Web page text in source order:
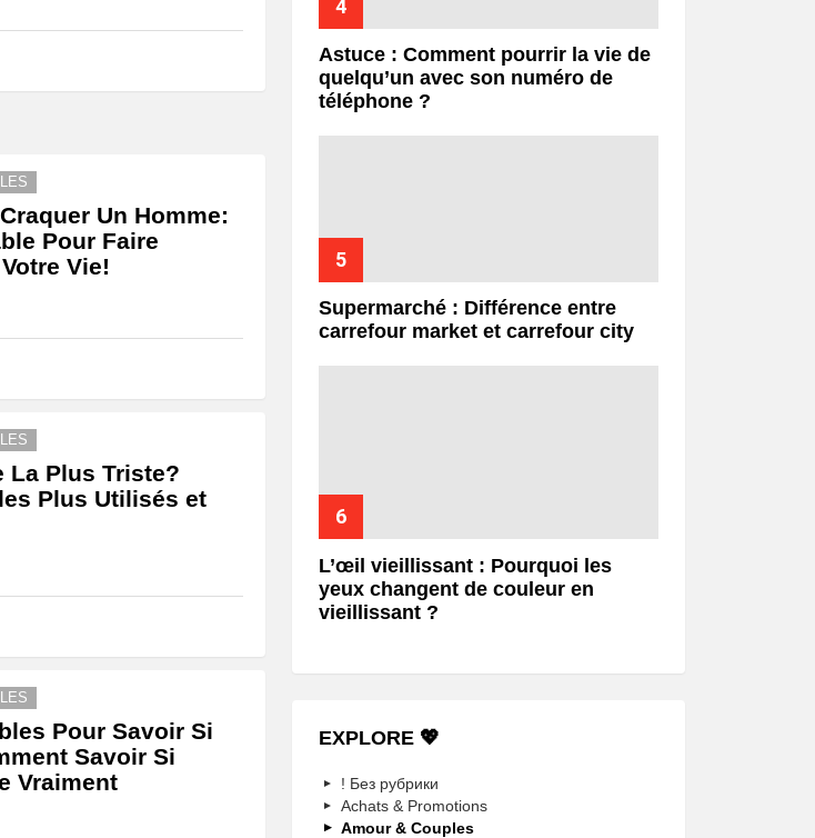
Un Homme:
Pour Faire
Vie!
La Plus Triste?
Plus Utilisés et
Pour Savoir Si
Savoir Si
Vraiment
Astuce : Comment pourrir la vie de
quelqu’un avec son numéro de
téléphone ?
Supermarché : Différence entre
carrefour market et carrefour city
L’œil vieillissant : Pourquoi les
yeux changent de couleur en
vieillissant ?
EXPLORE 💖
! Без рубрики
Achats & Promotions
Amour & Couples